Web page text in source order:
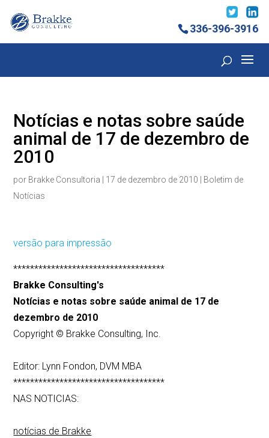
336-396-3916
Notícias e notas sobre saúde
animal de 17 de dezembro de
2010
por Brakke Consultoria 17 de dezembro de 2010
Boletim de
Notícias
versão para impressão
************************************
Brakke Consulting's
Notícias e notas sobre saúde animal de 17 de
dezembro de 2010
Copyright © Brakke Consulting, Inc.
Editor: Lynn Fondon, DVM MBA
************************************
NAS NOTICIAS:
notícias de Brakke